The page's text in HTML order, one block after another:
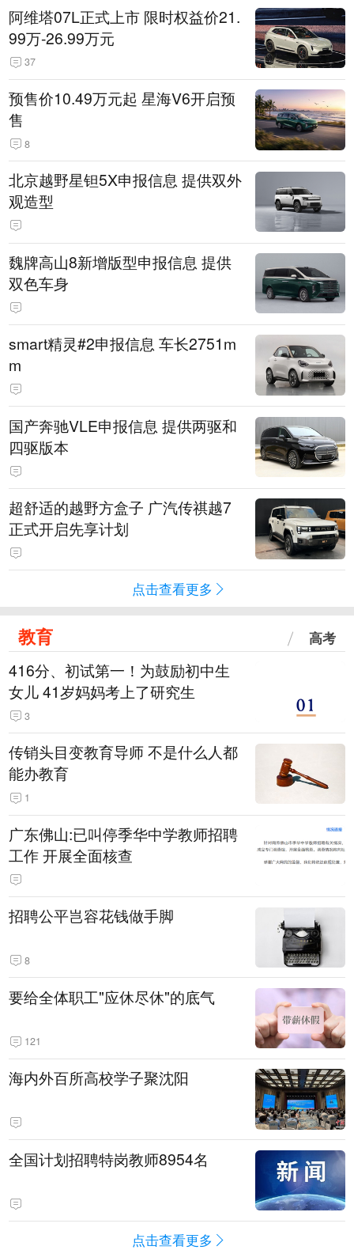
阿维塔07L正式上市 限时权益价21.
99万-26.99万元
37
预售价10.49万元起 星海V6开启预
售
8
北京越野星钽5X申报信息 提供双外
观造型
魏牌高山8新增版型申报信息 提供
双色车身
smart精灵#2申报信息 车长2751m
m
国产奔驰VLE申报信息 提供两驱和
四驱版本
超舒适的越野方盒子 广汽传祺越7
正式开启先享计划
点击查看更多
教育 高考
416分、初试第一！为鼓励初中生
女儿 41岁妈妈考上了研究生
3
传销头目变教育导师 不是什么人都
能办教育
1
广东佛山:已叫停季华中学教师招聘
工作 开展全面核查
招聘公平岂容花钱做手脚
8
要给全体职工"应休尽休"的底气
121
海内外百所高校学子聚沈阳
全国计划招聘特岗教师8954名
点击查看更多